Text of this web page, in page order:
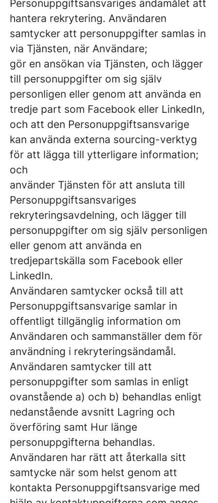
Personuppgiftsansvariges ändamålet att
hantera rekrytering. Användaren
samtycker att personuppgifter samlas in
via Tjänsten, när Användare;
gör en ansökan via Tjänsten, och lägger
till personuppgifter om sig själv
personligen eller genom att använda en
tredje part som Facebook eller LinkedIn,
och att den Personuppgiftsansvarige
kan använda externa sourcing-verktyg
för att lägga till ytterligare information;
och
använder Tjänsten för att ansluta till
Personuppgiftsansvariges
rekryteringsavdelning, och lägger till
personuppgifter om sig själv personligen
eller genom att använda en
tredjepartskälla som Facebook eller
LinkedIn.
Användaren samtycker också till att
Personuppgiftsansvarige samlar in
offentligt tillgänglig information om
Användaren och sammanställer dem för
användning i rekryteringsändamål.
Användaren samtycker till att
personuppgifter som samlas in enligt
ovanstående a) och b) behandlas enligt
nedanstående avsnitt Lagring och
överföring samt Hur länge
personuppgifterna behandlas.
Användaren har rätt att återkalla sitt
samtycke när som helst genom att
kontakta Personuppgiftsansvarige med